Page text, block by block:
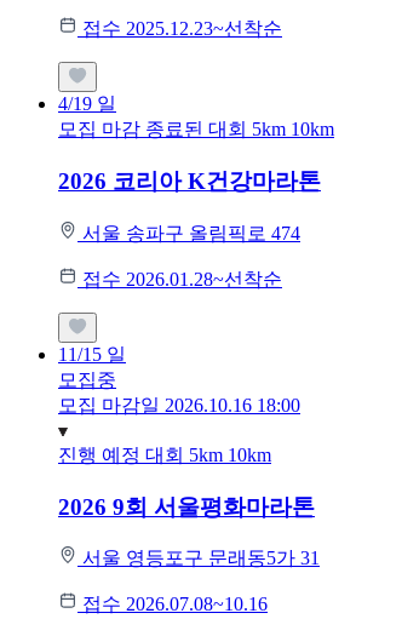
접수 2025.12.23~선착순
4/19 일
모집 마감 종료된 대회 5km 10km
2026 코리아 K건강마라톤
서울 송파구 올림픽로 474
접수 2026.01.28~선착순
11/15 일
모집중
모집 마감일 2026.10.16 18:00
진행 예정 대회 5km 10km
2026 9회 서울평화마라톤
서울 영등포구 문래동5가 31
접수 2026.07.08~10.16